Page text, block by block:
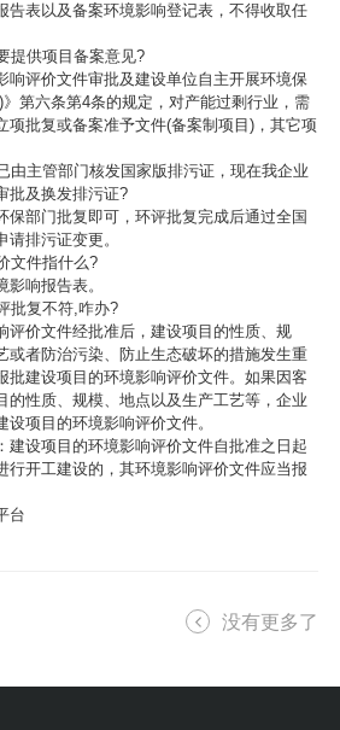
告表以及备案环境影响登记表，不得收取任
提供项目备案意见?
响评价文件审批及建设单位自主开展环境保
第六条第4条的规定，对产能过剩行业，需
项批复或备案准予文件(备案制项目)，其它项
由主管部门核发国家版排污证，现在我企业
批及换发排污证?
保部门批复即可，环评批复完成后通过全国
排污证变更。
文件指什么?
响报告表。
批复不符,咋办?
评价文件经批准后，建设项目的性质、规
或者防治污染、防止生态破坏的措施发生重
批建设项目的环境影响评价文件。如果因客
的性质、规模、地点以及生产工艺等，企业
项目的环境影响评价文件。
建设项目的环境影响评价文件自批准之日起
行开工建设的，其环境影响评价文件应当报
台
没有更多了